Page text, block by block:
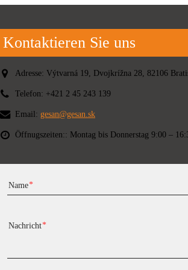
Kontaktieren Sie uns
Adresse: Výtvarná 19, Dvojkrížna 28, 82106
Telefon: +421 2 45 243 139
Email: gesan@gesan.sk
Öffnugszeiten:: Montag bis Donnerstag 9:00 –
Name
Nachricht